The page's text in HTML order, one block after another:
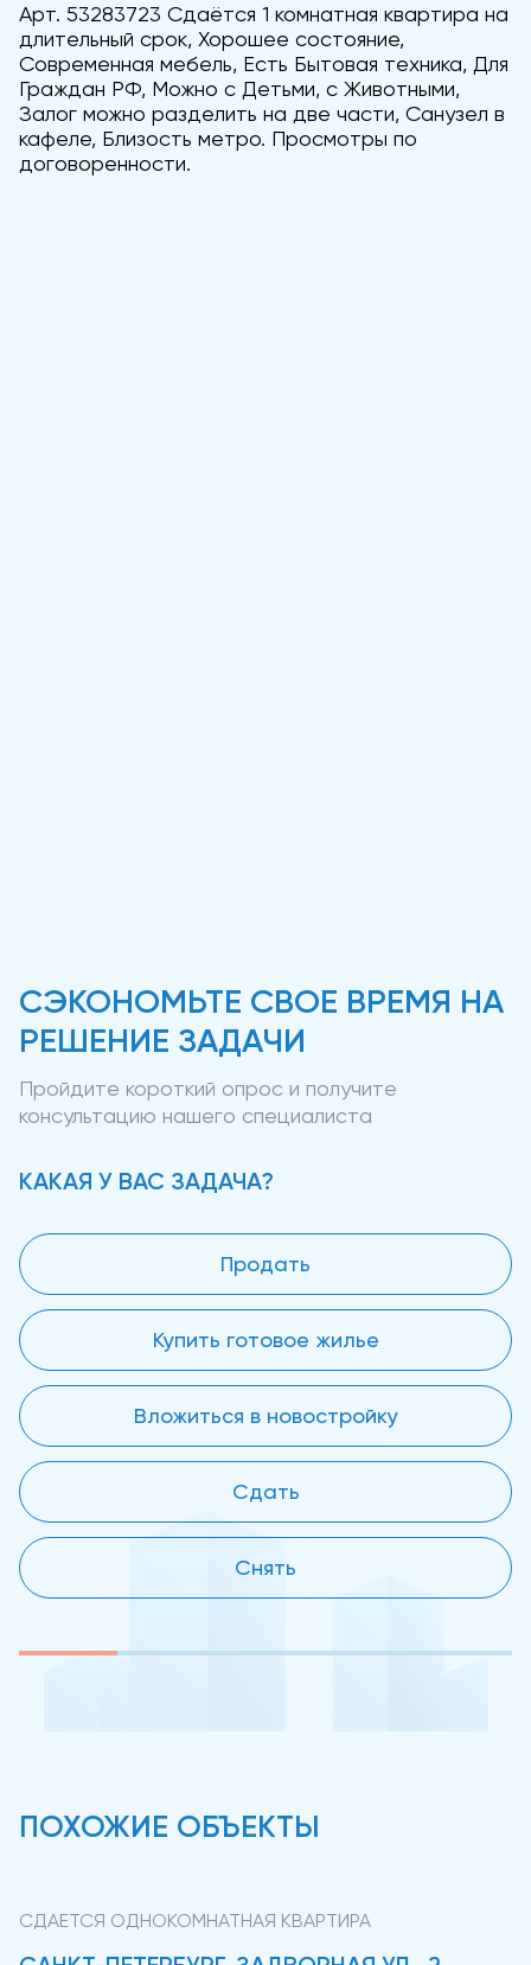
Арт. 53283723 Сдаётся 1 комнатная квартира на
длительный срок, Хорошее состояние,
Современная мебель, Есть Бытовая техника, Для
Граждан РФ, Можно с Детьми, с Животными,
Залог можно разделить на две части, Санузел в
кафеле, Близость метро. Просмотры по
договоренности.
СЭКОНОМЬТЕ СВОЕ ВРЕМЯ НА
РЕШЕНИЕ ЗАДАЧИ
Пройдите короткий опрос и получите
консультацию нашего специалиста
КАКАЯ У ВАС ЗАДАЧА?
Продать
Купить готовое жилье
Вложиться в новостройку
Сдать
Снять
ПОХОЖИЕ ОБЪЕКТЫ
СДАЕТСЯ ОДНОКОМНАТНАЯ КВАРТИРА